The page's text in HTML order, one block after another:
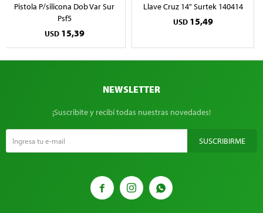
Pistola P/silicona Dob Var Sur
Psf5
USD 15,39
Llave Cruz 14" Surtek 140414
USD 15,49
  
NEWSLETTER
¡Suscribite y recibí todas nuestras novedades!
SUSCRIBIRME